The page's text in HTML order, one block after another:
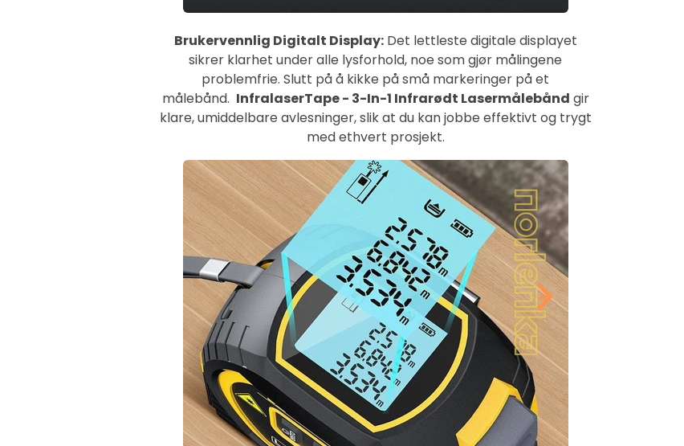
Brukervennlig Digitalt Display:Det lettleste digitale displayet
sikrer klarhet under alle lysforhold, noe som gjør målingene
problemfrie. Slutt på å kikke på små markeringer på et
målebånd. InfralaserTape - 3-In-1 Infrarødt Lasermålebånd gir
klare, umiddelbare avlesninger, slik at du kan jobbe effektivt og trygt
med ethvert prosjekt.